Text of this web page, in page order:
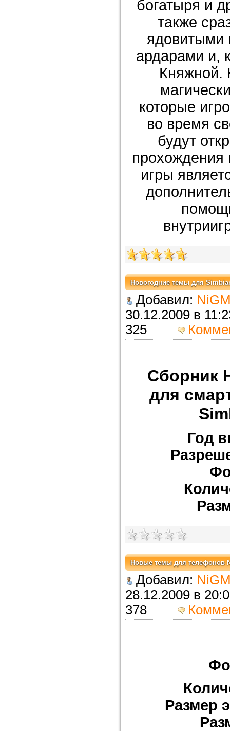
богатыря и
также
ядовитыми
ардарами и,
Княжной.
которые
во время
будут
игры
Новогодние темы для
Добавил:
30.12.2009 в
325
Сборник
для
Год
Новые темы для телефонов
Добавил:
28.12.2009 в
378
Размер